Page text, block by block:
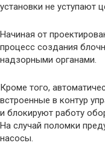
установки не уступают
Начиная от
процесс создания
надзорными органами.
Кроме того,
встроенные в контур
и блокируют работу
На случай поломки
насосы.